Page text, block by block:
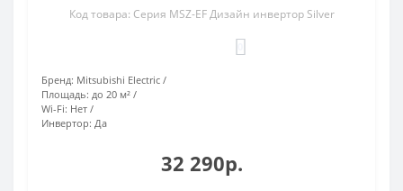
Код товара: Серия MSZ-EF Дизайн инвертор Silver
Бренд: Mitsubishi Electric
Площадь: до 20 м²
Wi-Fi: Нет
Инвертор: Да
32 290р.